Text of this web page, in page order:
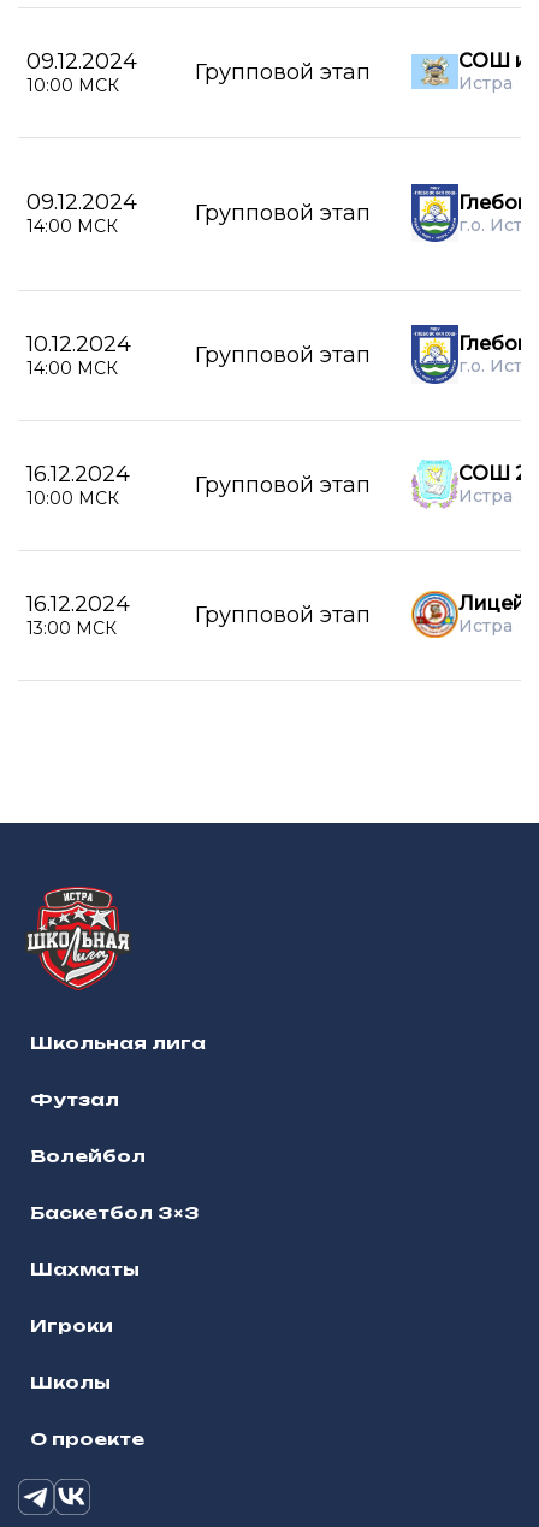
09.12.2024
10:00 МСК Групповой этап СОШ
Истра
09.12.2024
14:00 МСК Групповой этап г.о.
10.12.2024
14:00 МСК Групповой этап г.о.
16.12.2024
10:00 МСК Групповой этап СОШ 2
Истра
16.12.2024
13:00 МСК Групповой этап Лицей
Истра
Школьная лига
Футзал
Волейбол
Баскетбол 3×3
Шахматы
Игроки
Школы
О проекте